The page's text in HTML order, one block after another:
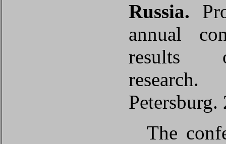
Russia.
annual
results
The